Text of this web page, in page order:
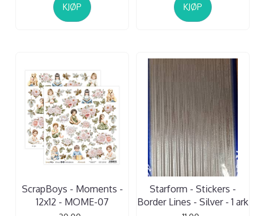
KJØP KJØP
ScrapBoys - Moments -
12x12 - MOME-07
Starform - Stickers -
Border Lines - Silver - 1 ark